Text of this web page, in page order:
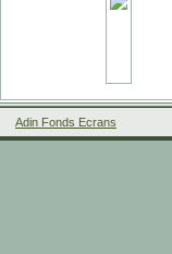
Adin Fonds Ecrans